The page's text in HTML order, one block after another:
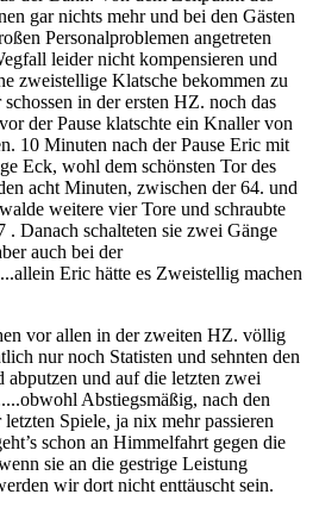
gar nichts mehr und bei den Gästen
Personalproblemen angetreten
leider nicht kompensieren und
zweistellige Klatsche bekommen zu
in der ersten HZ. noch das
der Pause klatschte ein Knaller von
10 Minuten nach der Pause Eric mit
Eck, wohl dem schönsten Tor des
acht Minuten, zwischen der 64. und
weitere vier Tore und schraubte
. Danach schalteten sie zwei Gänge
auch bei der
Eric hätte es Zweistellig machen
vor allen in der zweiten HZ. völlig
nur noch Statisten und sehnten den
und auf die letzten zwei
Abstiegsmäßig, nach den
Spiele, ja nix mehr passieren
schon an Himmelfahrt gegen die
sie an die gestrige Leistung
wir dort nicht enttäuscht sein.